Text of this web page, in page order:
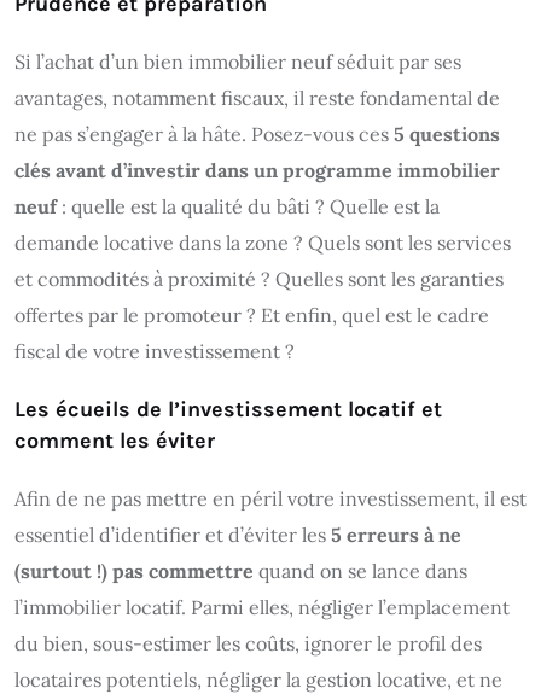
Si l’achat d’un bien immobilier neuf séduit par ses
avantages, notamment fiscaux, il reste fondamental de
ne pas s’engager à la hâte. Posez-vous ces 5 questions
clés avant d’investir dans un programme immobilier
neuf: quelle est la qualité du bâti ? Quelle est la
demande locative dans la zone ? Quels sont les services
et commodités à proximité ? Quelles sont les garanties
offertes par le promoteur ? Et enfin, quel est le cadre
fiscal de votre investissement ?
Les écueils de l’investissement locatif et
comment les éviter
Afin de ne pas mettre en péril votre investissement, il est
essentiel d’identifier et d’éviter les 5 erreurs à ne
(surtout !) pas commettre quand on se lance dans
l’immobilier locatif. Parmi elles, négliger l’emplacement
du bien, sous-estimer les coûts, ignorer le profil des
locataires potentiels, négliger la gestion locative, et ne